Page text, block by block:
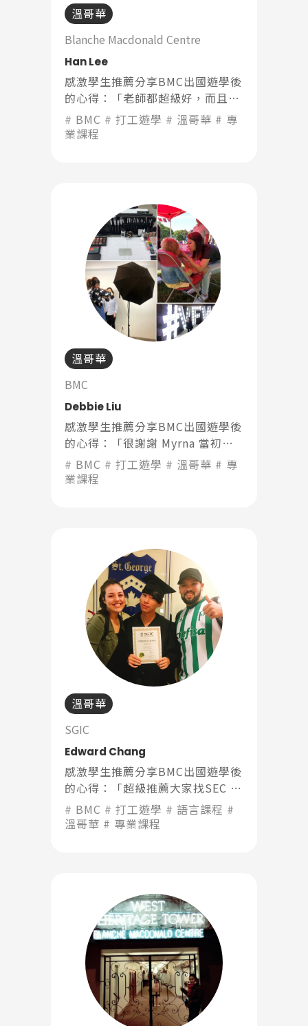
加拿大RO 任意門 遊學團
教育學區
Promotion 最新優惠
Program 課程選擇
知識庫
溫哥華
Blanche Macdonald Centre
Han Lee
感激學生推薦分享BMC出國遊學後
的心得：「老師都超級好，而且講
得都很清楚，如果有不懂的地方也
會重新講解直到懂為止。」
BMC 打工遊學 溫哥華
專
業課程
溫哥華
BMC
Debbie Liu
感激學生推薦分享BMC出國遊學後
的心得：「很謝謝 Myrna 當初在
諮詢的時候說明的很清楚
International 和 Global 課程的
BMC 打工遊學 溫哥華
專
業課程
溫哥華
SGIC
Edward Chang
感激學生推薦分享BMC出國遊學後
的心得：「超級推薦大家找SEC 的
ELLA，貼心的服務，認真的介紹
跟尋找我要的需求。很開心能夠來
BMC 打工遊學
語言課程
溫哥華
專業課程